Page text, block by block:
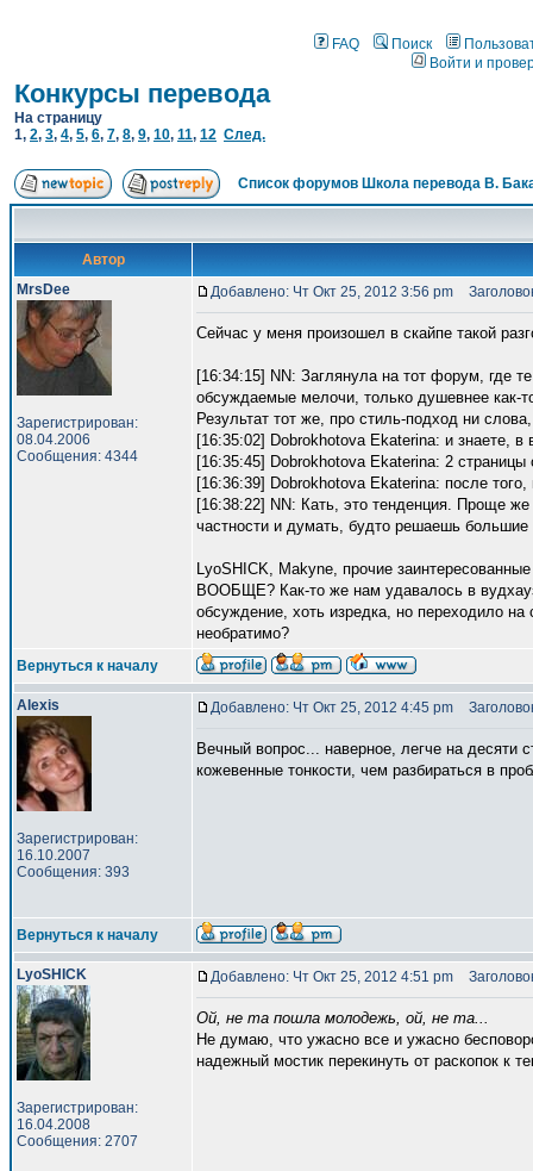
FAQ Поиск
Войти и
Конкурсы перевода
На страницу
1, 2, 3, 4, 5, 6, 7, 8, 9, 10, 11, 12 След.
Список форумов Школа перевода В.
Автор
MrsDee
Зарегистрирован:
08.04.2006
Сообщения: 4344
Добавлено: Чт Окт 25, 2012 3:56 pm
Сейчас у меня произошел в скайпе такой
[16:34:15] NN: Заглянула на тот форум, где
обсуждаемые мелочи, только душевнее как-
Результат тот же, про стиль-подход ни
[16:35:02] Dobrokhotova Ekaterina: и знаете,
[16:35:45] Dobrokhotova Ekaterina: 2
[16:36:39] Dobrokhotova Ekaterina: после
[16:38:22] NN: Кать, это тенденция. Проще
частности и думать, будто решаешь большие
LyoSHICK, Makyne, прочие
ВООБЩЕ? Как-то же нам удавалось в
обсуждение, хоть изредка, но переходило
необратимо?
Вернуться к началу
Alexis
Зарегистрирован:
16.10.2007
Сообщения: 393
Добавлено: Чт Окт 25, 2012 4:45 pm
Вечный вопрос... наверное, легче на десяти
кожевенные тонкости, чем разбираться в
Вернуться к началу
LyoSHICK
Зарегистрирован:
16.04.2008
Сообщения: 2707
Добавлено: Чт Окт 25, 2012 4:51 pm
Ой, не та пошла молодежь, ой, не та...
Не думаю, что ужасно все и ужасно
надежный мостик перекинуть от раскопок к